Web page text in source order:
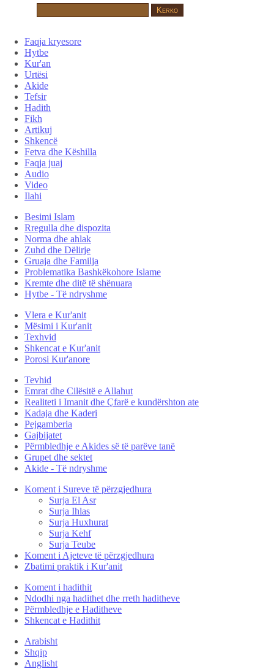
Faqja kryesore
Hytbe
Kur'an
Urtësi
Akide
Tefsir
Hadith
Fikh
Artikuj
Shkencë
Fetva dhe Këshilla
Faqja juaj
Audio
Video
Ilahi
Besimi Islam
Rregulla dhe dispozita
Norma dhe ahlak
Zuhd dhe Dëlirje
Gruaja dhe Familja
Problematika Bashkëkohore Islame
Kremte dhe ditë të shënuara
Hytbe - Të ndryshme
Vlera e Kur'anit
Mësimi i Kur'anit
Texhvid
Shkencat e Kur'anit
Porosi Kur'anore
Tevhid
Emrat dhe Cilësitë e Allahut
Realiteti i Imanit dhe Çfarë e kundërshton ate
Kadaja dhe Kaderi
Pejgamberia
Gajbijatet
Përmbledhje e Akides së të parëve tanë
Grupet dhe sektet
Akide - Të ndryshme
Koment i Sureve të përzgjedhura
Surja El Asr
Surja Ihlas
Surja Huxhurat
Surja Kehf
Surja Teube
Koment i Ajeteve të përzgjedhura
Zbatimi praktik i Kur'anit
Koment i hadithit
Ndodhi nga hadithet dhe rreth haditheve
Përmbledhje e Haditheve
Shkencat e Hadithit
Arabisht
Shqip
Anglisht